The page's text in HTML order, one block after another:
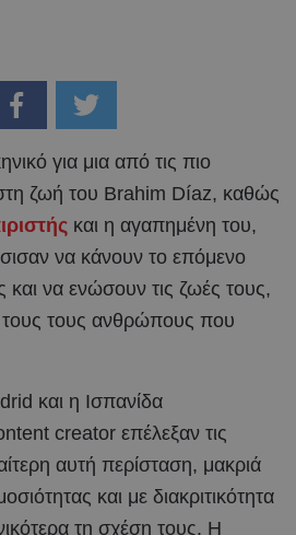
για μια από τις πιο
στη ζωή του Brahim Díaz, καθώς
και η αγαπημένη του,
να κάνουν το επόμενο
να ενώσουν τις ζωές τους,
τους ανθρώπους που
και η Ισπανίδα
creator επέλεξαν τις
αυτή περίσταση, μακριά
και με διακριτικότητα
τη σχέση τους. Η